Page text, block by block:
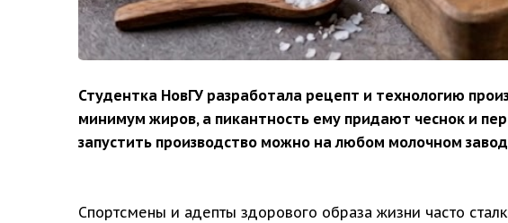
Студентка НовГУ разработала рецепт и технологию
минимум жиров, а пикантность ему придают чеснок и
запустить производство можно на любом молочном
Спортсмены и адепты здорового образа жизни часто